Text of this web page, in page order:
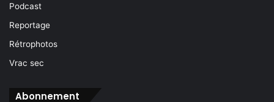
Podcast
Reportage
Rétrophotos
Vrac sec
Abonnement